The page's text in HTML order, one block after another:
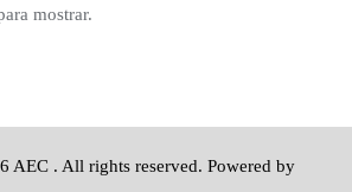
mostrar.
AEC . All rights reserved. Powered by